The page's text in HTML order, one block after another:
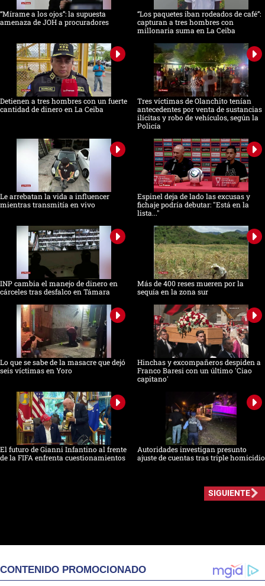
“Mírame a los ojos”: la supuesta
amenaza de JOH a procuradores
“Los paquetes iban rodeados de café”:
capturan a tres hombres con
millonaria suma en La Ceiba
Detienen a tres hombres con un fuerte
cantidad de dinero en La Ceiba
Tres víctimas de Olanchito tenían
antecedentes por venta de sustancias
ilícitas y robo de vehículos, según la
Policía
Le arrebatan la vida a influencer
mientras transmitía en vivo
Espinel deja de lado las excusas y
fichaje podría debutar: "Está en la
lista..."
INP cambia el manejo de dinero en
cárceles tras desfalco en Támara
Más de 400 reses mueren por la
sequía en la zona sur
Lo que se sabe de la masacre que dejó
seis víctimas en Yoro
Hinchas y excompañeros despiden a
Franco Baresi con un último 'Ciao
capitano'
El futuro de Gianni Infantino al frente
de la FIFA enfrenta cuestionamientos
Autoridades investigan presunto
ajuste de cuentas tras triple homicidio
SIGUIENTE
CONTENIDO PROMOCIONADO